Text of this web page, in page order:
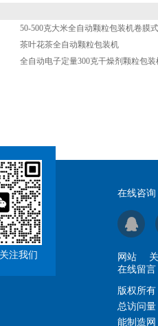
50-500克大米全自动颗粒包装机卷膜式
茶叶花茶全自动颗粒包装机
全自动电子定量300克干燥剂颗粒包装
注我们
在线咨询
网站
在线留言
版权所
总访问量
能制造网